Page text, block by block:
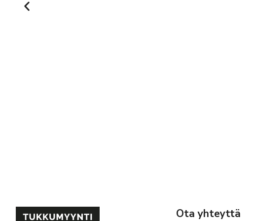
Ota yhteyttä